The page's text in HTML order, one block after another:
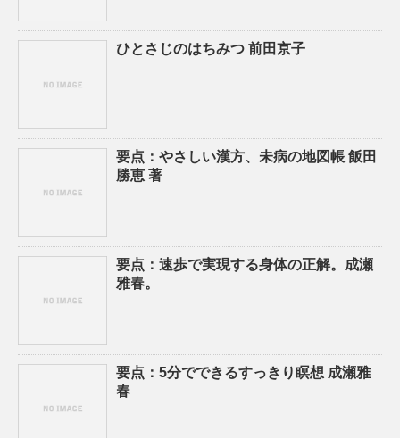
ひとさじのはちみつ 前田京子
要点：やさしい漢方、未病の地図帳 飯田
勝恵 著
要点：速歩で実現する身体の正解。成瀬
雅春。
要点：5分でできるすっきり瞑想 成瀬雅
春